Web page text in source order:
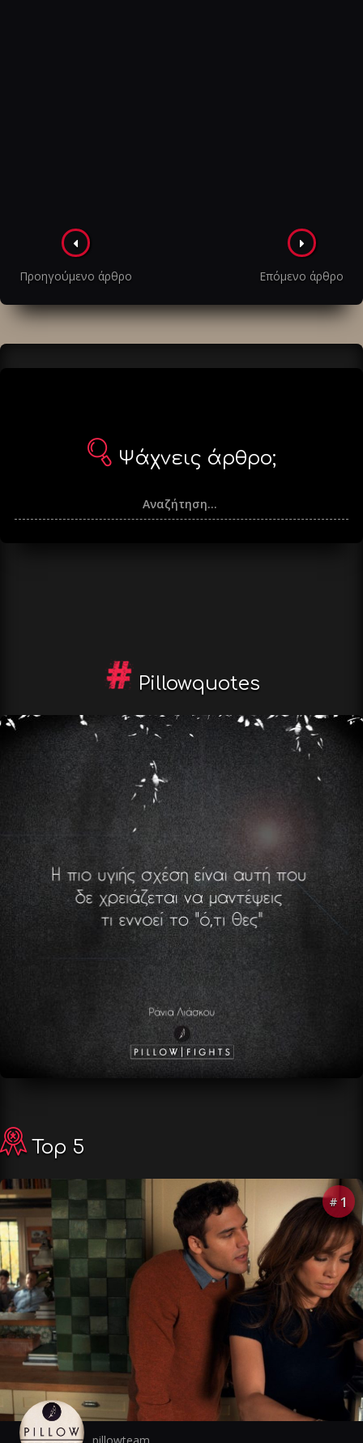
Πλοήγηση
στα
άρθρα
Προηγούμενο άρθρο Επόμενο άρθρο
Ψάχνεις άρθρο;
Pillowquotes
Top 5
# 1